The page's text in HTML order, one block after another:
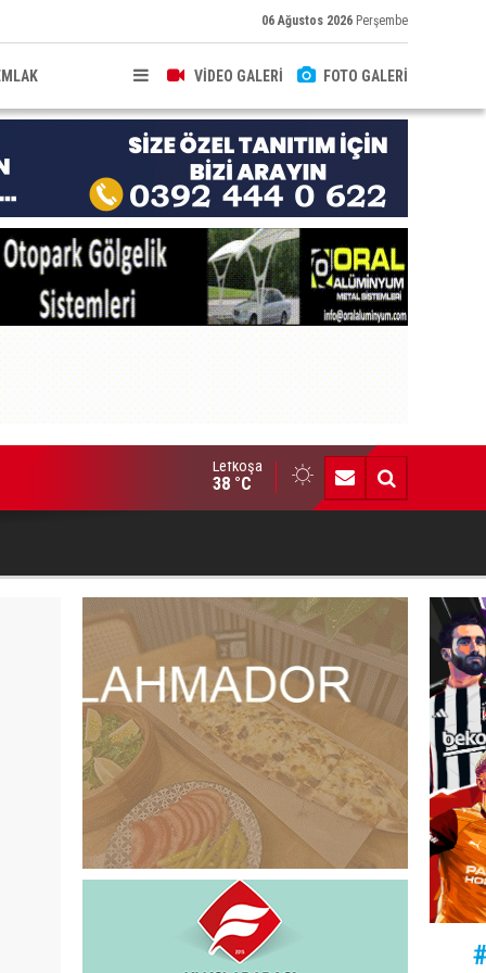
06 Ağustos 2026 Perşembe
VİDEO GALERİ FOTO GALERİ
geçici önlemlerle değil, doğru planlama ve güçlü
Lefkoşa
38 °C